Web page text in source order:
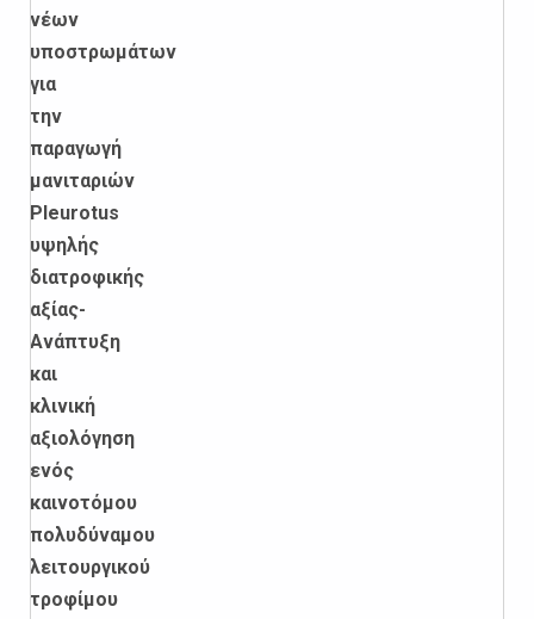
νέων
υποστρωμάτων
για
την
παραγωγή
μανιταριών
Pleurotus
υψηλής
διατροφικής
αξίας-
Ανάπτυξη
και
κλινική
αξιολόγηση
ενός
καινοτόμου
πολυδύναμου
λειτουργικού
τροφίμου